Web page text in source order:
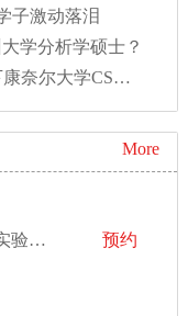
子激动落泪
学分析学硕士？
凸显科研强项！美本Q同学成功拿下康奈尔大学CS硕士录取！
More
曾在中美多个不同类型实验室工作
预约